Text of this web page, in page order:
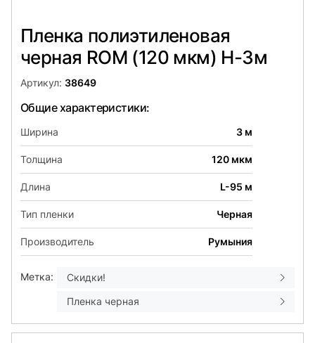
Пленка полиэтиленовая
черная ROM (120 мкм) Н-3м
Артикул: 38649
Общие характеристики:
Ширина 3 м
Толщина 120 мкм
Длина L-95 м
Тип пленки Черная
Производитель Румыния
Метка:
Скидки!
Пленка черная